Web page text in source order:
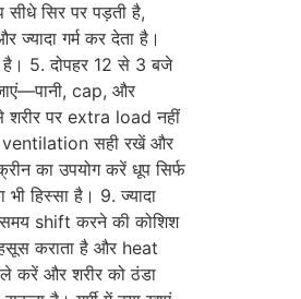
सिर पर पड़ती है,
गर्म कर देता है।
5. दोपहर 12 से 3 बजे
cap, और
पर extra load नहीं
ventilation सही रखें और
का उपयोग करें धूप सिर्फ
हिस्सा है। 9. ज्यादा
shift करने की कोशिश
कराता है और heat
करें और शरीर को ठंडा